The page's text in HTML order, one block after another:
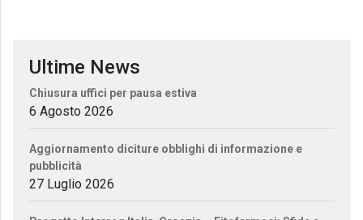
Ultime News
Chiusura uffici per pausa estiva
6 Agosto 2026
Aggiornamento diciture obblighi di informazione e
pubblicità
27 Luglio 2026